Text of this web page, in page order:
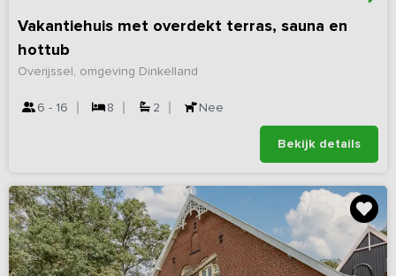
Vakantiehuis met overdekt terras, sauna en
hottub
Overijssel, omgeving Dinkelland
6 - 16 8 2 Nee
Bekijk details